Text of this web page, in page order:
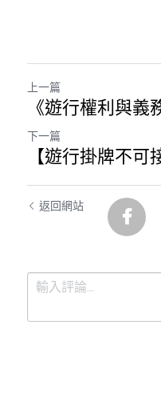
上一篇
《遊行權利與義
下一篇
【遊行掛牌不可
返回網站